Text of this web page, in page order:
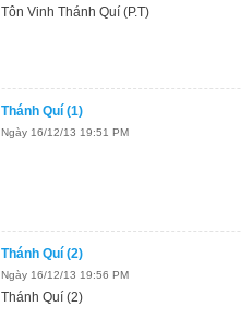
Tôn Vinh Thánh Quí (P.T)
Thánh Quí (1)
Ngày 16/12/13 19:51 PM
Thánh Quí (2)
Ngày 16/12/13 19:56 PM
Thánh Quí (2)